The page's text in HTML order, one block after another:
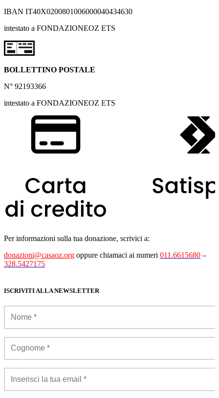
IBAN IT40X0200801006000040434630
intestato a FONDAZIONEOZ ETS
BOLLETTINO POSTALE
N° 92193366
intestato a FONDAZIONEOZ ETS
Per informazioni sulla tua donazione, scrivici a:
donazioni@casaoz.org oppure chiamaci ai numeri 011.6615680 –
328.5427175
ISCRIVITI ALLA NEWSLETTER